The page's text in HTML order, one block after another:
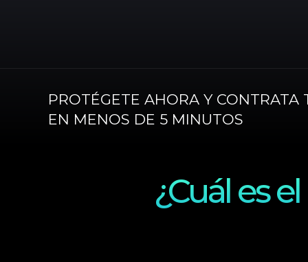
PROTÉGETE AHORA Y CONTRATA
EN MENOS DE 5 MINUTOS
¿Cuál es